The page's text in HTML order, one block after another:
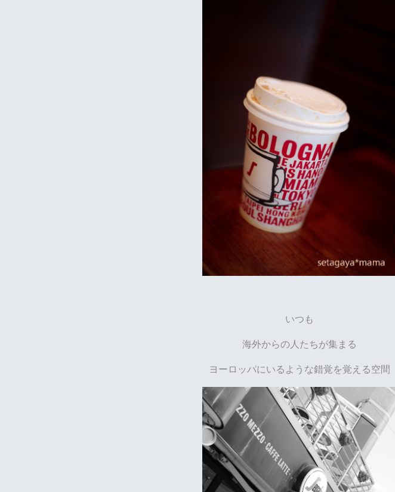
いつも
海外からの人たちが集まる
ヨーロッパにいるような錯覚を覚える空間